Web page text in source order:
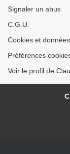
Signaler un abus
C.G.U.
Cookies et
Préférences
Voir le profil de